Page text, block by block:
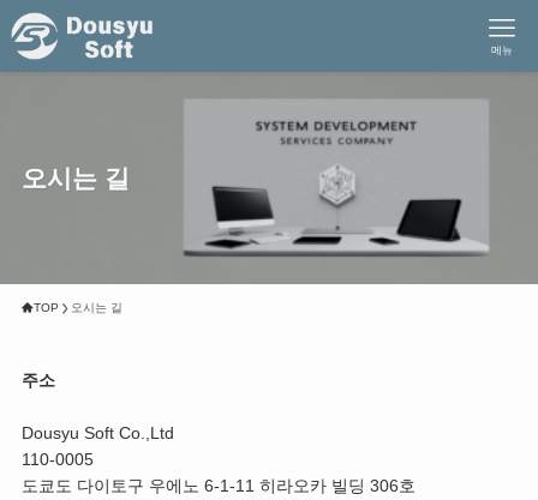
메뉴
오시는 길
TOP 오시는 길
주소
Dousyu Soft Co.,Ltd
110-0005
도쿄도 다이토구 우에노 6-1-11 히라오카 빌딩 306호